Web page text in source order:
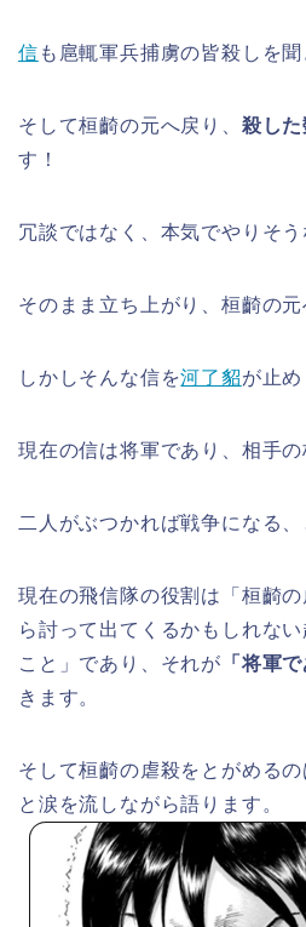
信 も扈輒軍兵捕虜の皆殺しを聞
そして桓齮の元へ戻り、 殺し
す！
冗談ではなく、本気でやりそう
そのまま立ち上がり、桓齮の元
しかしそんな信を河了貂が止め
現在の信は将軍であり、相手の
二人がぶつかれば戦争になる、
現在の飛信隊の役割は「桓齮
ら討って出てくるかもしれな
こと」であり、それが 「将軍
きます。
そして桓齮の虐殺をとがめるの
と涙を流しながら語ります。